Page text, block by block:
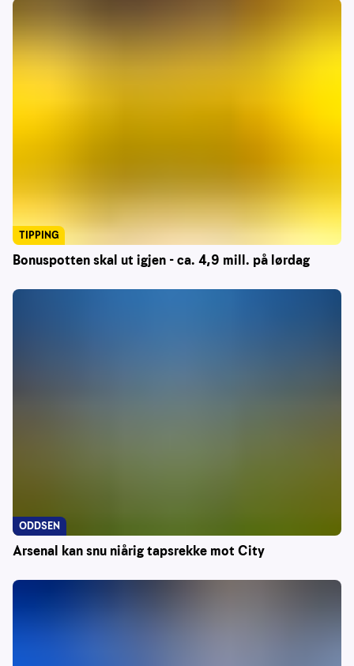
Bonuspotten skal ut igjen - ca. 4,9 mill. på lørdag
TIPPING
Arsenal kan snu niårig tapsrekke mot City
ODDSEN